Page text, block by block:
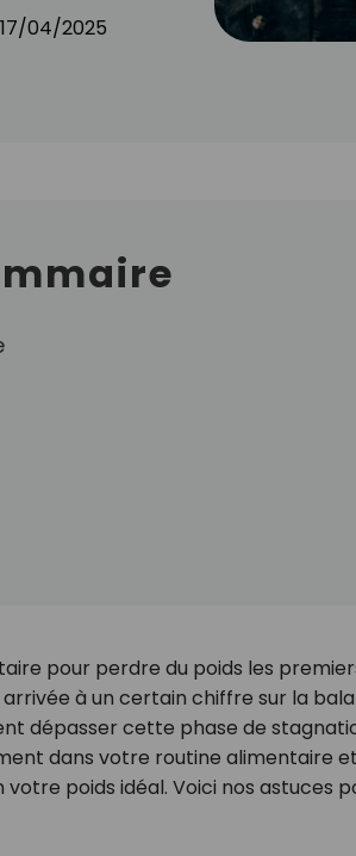
17/04/2025
pour perdre du poids les
à un certain chiffre sur la
dépasser cette phase de
dans votre routine alimentaire
poids idéal. Voici nos astuces